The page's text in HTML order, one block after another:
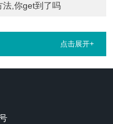
法,你get到了吗
点击展开+